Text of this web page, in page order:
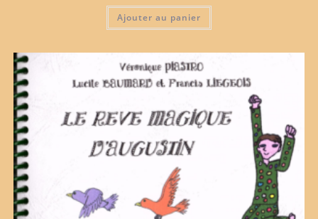
Ajouter au panier